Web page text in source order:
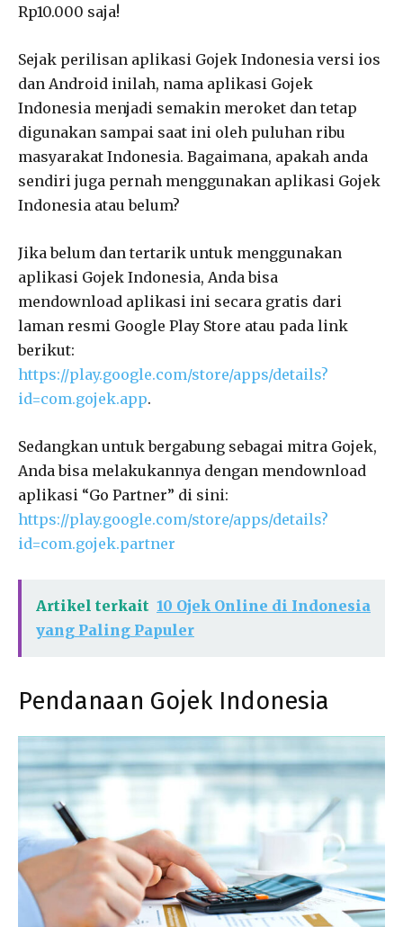
Rp10.000 saja!
Sejak perilisan aplikasi Gojek Indonesia versi ios
dan Android inilah, nama aplikasi Gojek
Indonesia menjadi semakin meroket dan tetap
digunakan sampai saat ini oleh puluhan ribu
masyarakat Indonesia. Bagaimana, apakah anda
sendiri juga pernah menggunakan aplikasi Gojek
Indonesia atau belum?
Jika belum dan tertarik untuk menggunakan
aplikasi Gojek Indonesia, Anda bisa
mendownload aplikasi ini secara gratis dari
laman resmi Google Play Store atau pada link
berikut:
https://play.google.com/store/apps/details?
id=com.gojek.app.
Sedangkan untuk bergabung sebagai mitra Gojek,
Anda bisa melakukannya dengan mendownload
aplikasi “Go Partner” di sini:
https://play.google.com/store/apps/details?
id=com.gojek.partner
Artikel terkait 10 Ojek Online di Indonesia
yang Paling Papuler
Pendanaan Gojek Indonesia